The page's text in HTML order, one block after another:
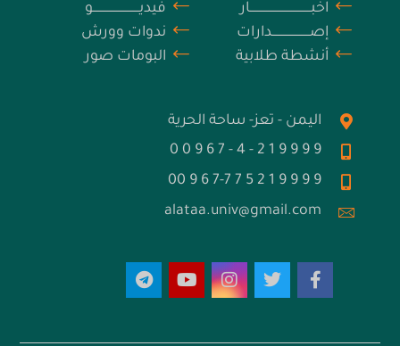
اخبــــــــــــــــــــــــــــــــــار
فيديــــــــــــــــــــــــــو
إصـــــــــــــــــــــدارات
ندوات وورش
أنشطة طلابية
البومات صور
اليمن - تعز- ساحة الحرية
9 9 9 9 1 2 - 4 - 7 6 9 0 0
9 9 9 9 1 2 5 7 7-7 6 9 00
alataa.univ@gmail.com